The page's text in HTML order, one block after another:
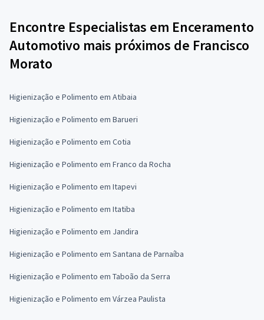
Encontre Especialistas em Enceramento
Automotivo mais próximos de Francisco
Morato
Higienização e Polimento em Atibaia
Higienização e Polimento em Barueri
Higienização e Polimento em Cotia
Higienização e Polimento em Franco da Rocha
Higienização e Polimento em Itapevi
Higienização e Polimento em Itatiba
Higienização e Polimento em Jandira
Higienização e Polimento em Santana de Parnaíba
Higienização e Polimento em Taboão da Serra
Higienização e Polimento em Várzea Paulista